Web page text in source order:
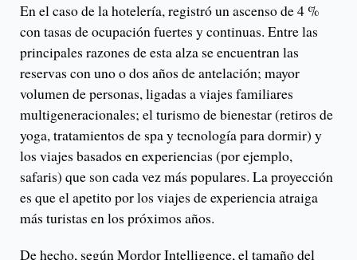
En el caso de la hotelería, registró un ascenso de 4 %
con tasas de ocupación fuertes y continuas. Entre las
principales razones de esta alza se encuentran las
reservas con uno o dos años de antelación; mayor
volumen de personas, ligadas a viajes familiares
multigeneracionales; el turismo de bienestar (retiros de
yoga, tratamientos de spa y tecnología para dormir) y
los viajes basados ​​en experiencias (por ejemplo,
safaris) que son cada vez más populares. La proyección
es que el apetito por los viajes de experiencia atraiga
más turistas en los próximos años.
De hecho, según Mordor Intelligence, el tamaño del